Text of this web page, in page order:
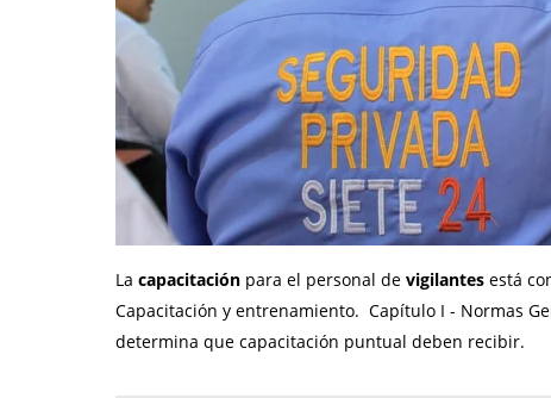
La capacitación para el personal de vigilantes está
Capacitación y entrenamiento. Capítulo I - Normas
determina que capacitación puntual deben recibir.